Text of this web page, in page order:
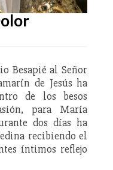
Besapié al Señor
de Jesús ha
de los besos
para María
dos días ha
recibiendo el
íntimos reflejo